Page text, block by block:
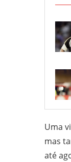
Uma
mas
até